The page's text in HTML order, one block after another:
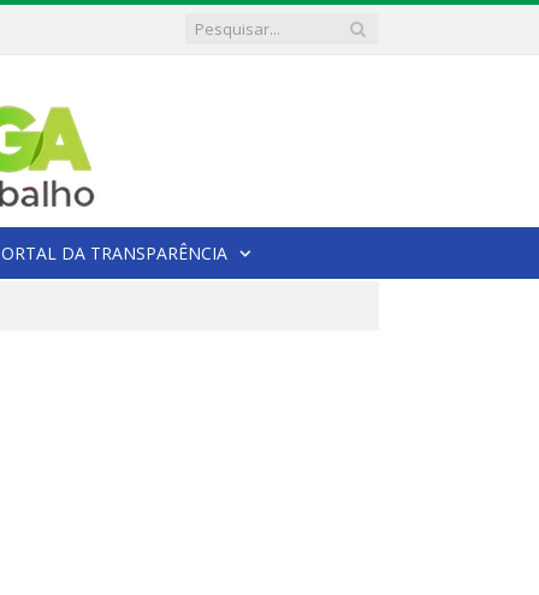
DA TRANSPARÊNCIA